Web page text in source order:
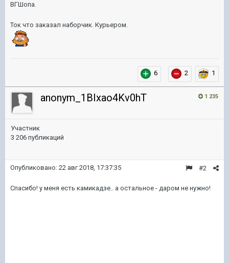
ВГШопа.
Ток что заказал наборчик. Курьером.
6 2 1
1 235
anonym_1BIxao4Kv0hT
Участник
3 206 публикаций
#2
Опубликовано: 22 авг 2018, 17:37:35
Спасибо! у меня есть камикадзе.. а остальное - даром не нужно!